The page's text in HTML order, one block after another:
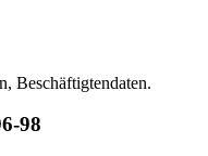
Beschäftigtendaten.
98